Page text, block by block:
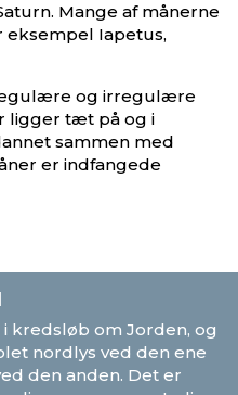
Mange af månerne
Iapetus,
og irregulære
ligger tæt på og i
sammen med
er indfangede
kredsløb om Jorden, og
nordlys ved den ene
den anden. Det er